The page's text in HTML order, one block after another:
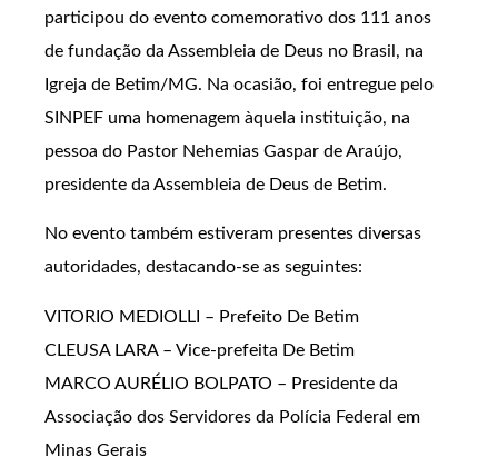
participou do evento comemorativo dos 111 anos
de fundação da Assembleia de Deus no Brasil, na
Igreja de Betim/MG. Na ocasião, foi entregue pelo
SINPEF uma homenagem àquela instituição, na
pessoa do Pastor Nehemias Gaspar de Araújo,
presidente da Assembleia de Deus de Betim.
No evento também estiveram presentes diversas
autoridades, destacando-se as seguintes:
VITORIO MEDIOLLI – Prefeito De Betim
CLEUSA LARA – Vice-prefeita De Betim
MARCO AURÉLIO BOLPATO – Presidente da
Associação dos Servidores da Polícia Federal em
Minas Gerais